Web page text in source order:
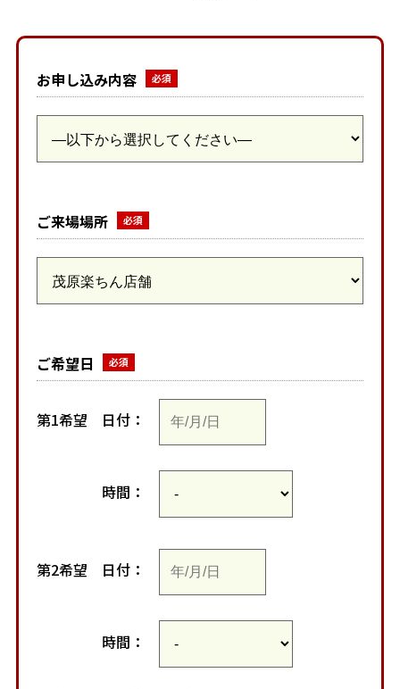
お申し込み内容
ご来場場所
ご希望日
第1希望 日付：
時間：
第2希望 日付：
時間：